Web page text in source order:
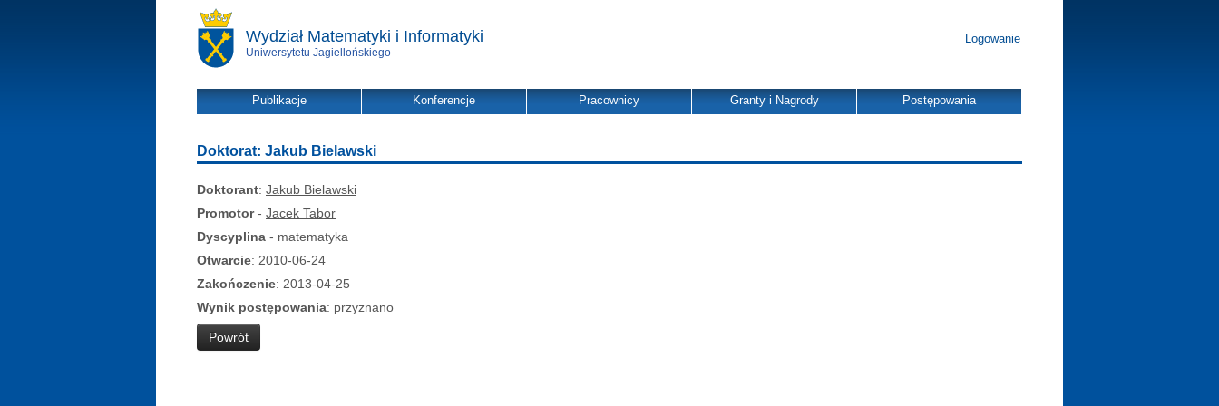
Wydział Matematyki i Informatyki
Uniwersytetu Jagiellońskiego
Logowanie
Publikacje Konferencje Pracownicy Granty i Nagrody Postępowania
Doktorat: Jakub Bielawski
Doktorant: Jakub Bielawski
Promotor- Jacek Tabor
Dyscyplina - matematyka
Otwarcie: 2010-06-24
Zakończenie: 2013-04-25
Wynik postępowania: przyznano
Powrót